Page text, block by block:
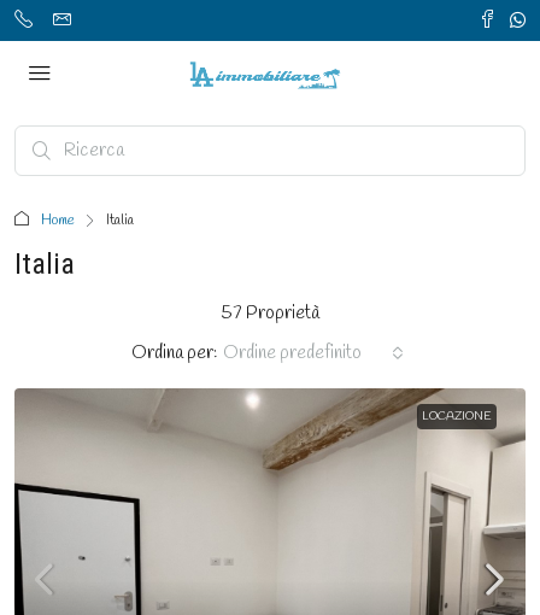
Home Italia
Italia
57 Proprietà
Ordina per: Ordine predefinito
LOCAZIONE